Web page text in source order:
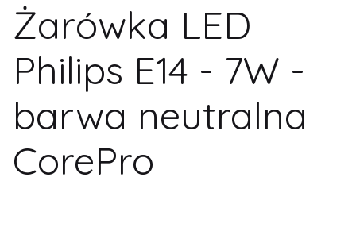
Żarówka LED
Philips E14 - 7W -
barwa neutralna
CorePro